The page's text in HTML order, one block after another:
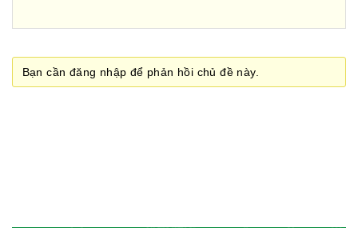
Bạn cần đăng nhập để phản hồi chủ đề này.
BYT